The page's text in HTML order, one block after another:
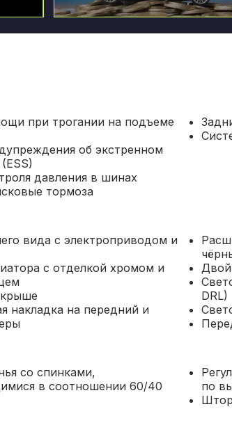
при трогании на подъеме
об экстренном
давления в шинах
тормоза
вида с электроприводом и
с отделкой хромом и
накладка на передний и
DRL)
со спинками,
в соотношении 60/40
по